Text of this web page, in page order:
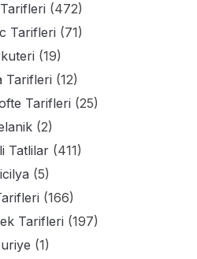
(472)
Tarifleri (71)
(19)
Tarifleri (12)
Tarifleri (25)
(2)
Tatlilar (411)
(5)
(166)
Tarifleri (197)
(1)